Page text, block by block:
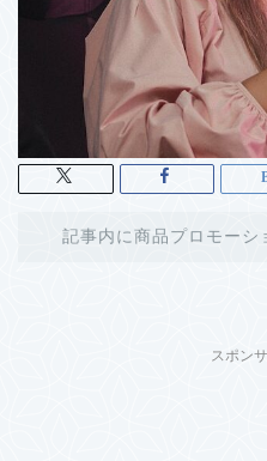
記事内に商品プロモーシ
スポン